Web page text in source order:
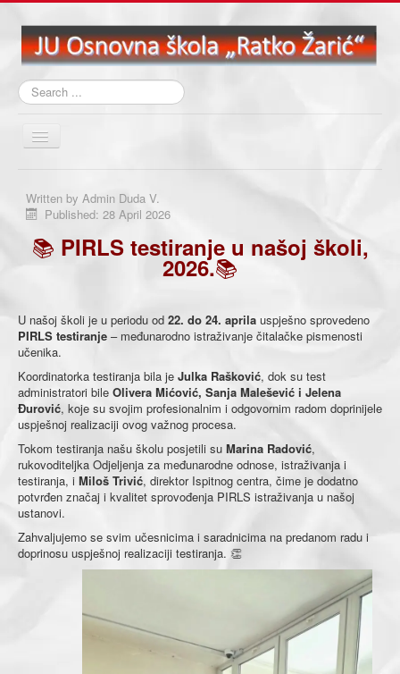
Search
...
Toggle
O školi
Aktuelna dešavanja
Biblioteka
Školski časopisi
Obavještenja
Kontakt
Written by Admin Duda V.
Published: 28 April 2026
📚 PIRLS testiranje u našoj školi,
2026.📚
U našoj školi je u periodu od 22. do 24. aprila uspješno sprovedeno
PIRLS testiranje – međunarodno istraživanje čitalačke pismenosti
učenika.
Koordinatorka testiranja bila je Julka Rašković, dok su test
administratori bile Olivera Mićović, Sanja Malešević i Jelena
Đurović, koje su svojim profesionalnim i odgovornim radom doprinijele
uspješnoj realizaciji ovog važnog procesa.
Tokom testiranja našu školu posjetili su Marina Radović,
rukovoditeljka Odjeljenja za međunarodne odnose, istraživanja i
testiranja, i Miloš Trivić, direktor Ispitnog centra, čime je dodatno
potvrđen značaj i kvalitet sprovođenja PIRLS istraživanja u našoj
ustanovi.
Zahvaljujemo se svim učesnicima i saradnicima na predanom radu i
doprinosu uspješnoj realizaciji testiranja. 👏